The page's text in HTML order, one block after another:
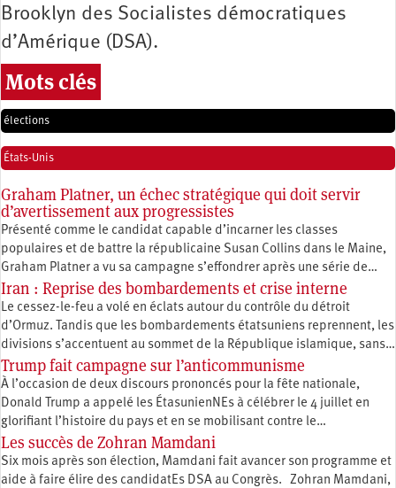
Brooklyn des Socialistes démocratiques
d’Amérique (DSA).
Mots clés
élections
États-Unis
Graham Platner, un échec stratégique qui doit servir
d’avertissement aux progressistes
Présenté comme le candidat capable d’incarner les classes
populaires et de battre la républicaine Susan Collins dans le Maine,
Graham Platner a vu sa campagne s’effondrer après une série de…
Iran : Reprise des bombardements et crise interne
Le cessez-le-feu a volé en éclats autour du contrôle du détroit
d’Ormuz. Tandis que les bombardements étatsuniens reprennent, les
divisions s’accentuent au sommet de la République islamique, sans…
Trump fait campagne sur l’anticommunisme
À l’occasion de deux discours prononcés pour la fête nationale,
Donald Trump a appelé les ÉtasunienNEs à célébrer le 4 juillet en
glorifiant l’histoire du pays et en se mobilisant contre le…
Les succès de Zohran Mamdani
Six mois après son élection, Mamdani fait avancer son programme et
aide à faire élire des candidatEs DSA au Congrès. Zohran Mamdani,